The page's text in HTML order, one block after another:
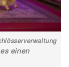
einen